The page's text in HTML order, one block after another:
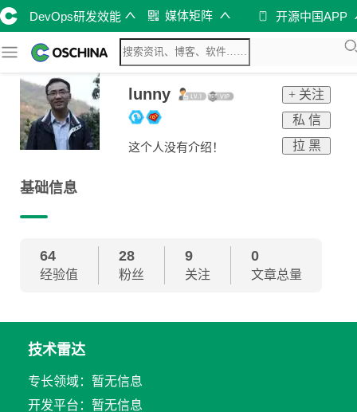
DevOps研发效能 媒体矩阵 开源中国APP
lunny
这个人没有介绍！
+ 关注
私 信
拉 黑
基础信息
64
经验值
28
粉丝
9
关注
0
文章总量
技术雷达
专长领域：暂无信息
开发平台：暂无信息